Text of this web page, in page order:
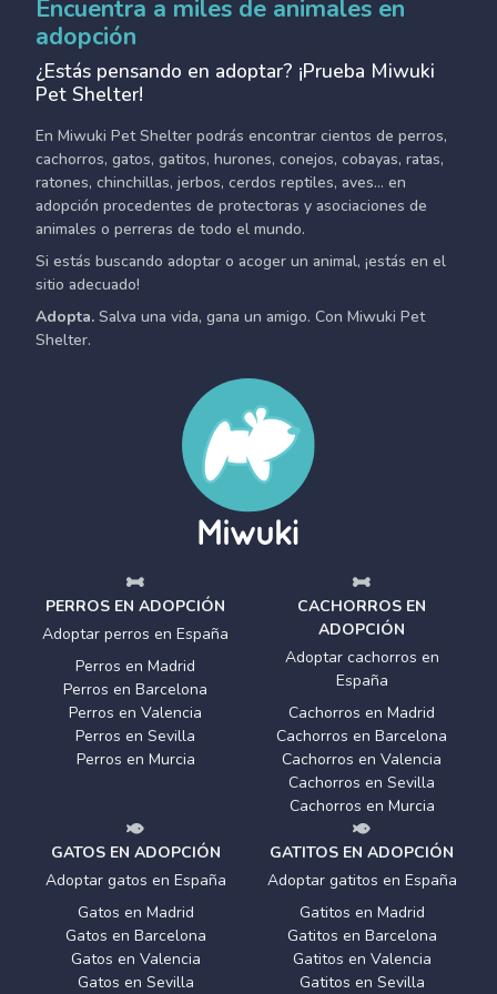
Encuentra a miles de animales en
adopción
¿Estás pensando en adoptar? ¡Prueba Miwuki
Pet Shelter!
En Miwuki Pet Shelter podrás encontrar cientos de perros,
cachorros, gatos, gatitos, hurones, conejos, cobayas, ratas,
ratones, chinchillas, jerbos, cerdos reptiles, aves... en
adopción procedentes de protectoras y asociaciones de
animales o perreras de todo el mundo.
Si estás buscando adoptar o acoger un animal, ¡estás en el
sitio adecuado!
Adopta. Salva una vida, gana un amigo. Con Miwuki Pet
Shelter.
PERROS EN ADOPCIÓN
Adoptar perros en España
Perros en Madrid
Perros en Barcelona
Perros en Valencia
Perros en Sevilla
Perros en Murcia
CACHORROS EN
ADOPCIÓN
Adoptar cachorros en
España
Cachorros en Madrid
Cachorros en Barcelona
Cachorros en Valencia
Cachorros en Sevilla
Cachorros en Murcia
GATOS EN ADOPCIÓN
Adoptar gatos en España
Gatos en Madrid
Gatos en Barcelona
Gatos en Valencia
Gatos en Sevilla
GATITOS EN ADOPCIÓN
Adoptar gatitos en España
Gatitos en Madrid
Gatitos en Barcelona
Gatitos en Valencia
Gatitos en Sevilla